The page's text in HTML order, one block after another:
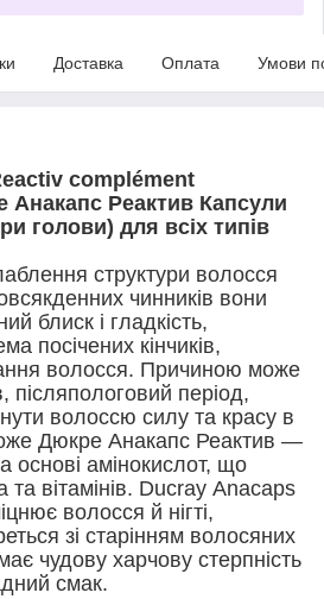
Доставка Оплата Умови
complément
Реактив Капсули
голови) для всіх типів
структури волосся
чинників вони
блиск і гладкість,
посічених кінчиків,
волосся. Причиною може
післяпологовий період,
волоссю силу та красу в
Дюкре Анакапс Реактив —
основі амінокислот, що
та вітамінів. Ducray Аnacaps
волосся й нігті,
зі старінням волосяних
чудову харчову стерпність
смак.